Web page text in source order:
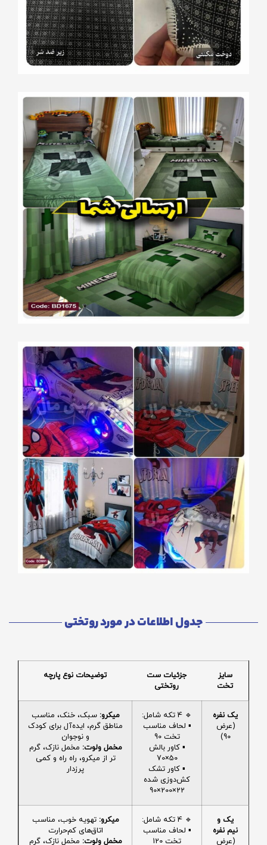
جدول اطلاعات در مورد روتختی
سایز
تخت
جزئیات ست
روتختی
توضیحات نوع پارچه
یک نفره
(عرض
90)
🔹 4 تکه شامل:
▪️ لحاف مناسب
تخت 90
▪️ کاور بالش
50×70
▪️ کاور تشک
کش‌دوزی شده
22×200×90
میکرو: سبک، خنک، مناسب
مناطق گرم، ایده‌آل برای کودک
و نوجوان
مخمل ولوت: مخمل نازک، گرم
تر از میکرو، راه راه و کمی
پرزدار
یک و
نیم نفره
(عرض
🔹 4 تکه شامل:
▪️ لحاف مناسب
تخت 120
میکرو: تهویه خوب، مناسب
اتاق‌های کم‌حرارت
مخمل ولوت: مخمل نازک، گرم